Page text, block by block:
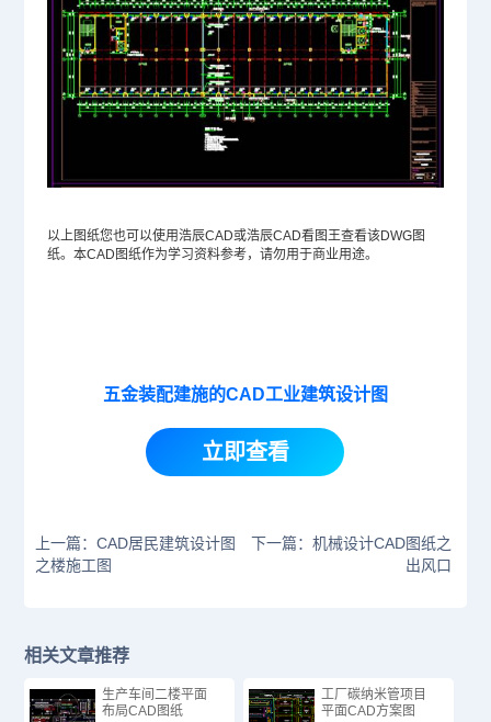
以上图纸您也可以使用浩辰CAD或浩辰CAD看图王查看该DWG图
纸。本CAD图纸作为学习资料参考，请勿用于商业用途。
五金装配建施的CAD工业建筑设计图
立即查看
上一篇：CAD居民建筑设计图
之楼施工图
下一篇：机械设计CAD图纸之
出风口
相关文章推荐
生产车间二楼平面
布局CAD图纸
工厂碳纳米管项目
平面CAD方案图